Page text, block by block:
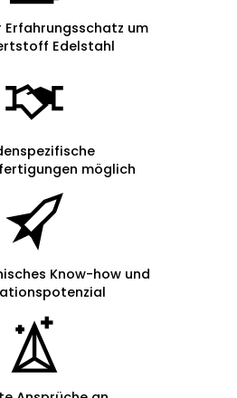
Erfahrungsschatz um
Edelstahl
möglich
Know-how und